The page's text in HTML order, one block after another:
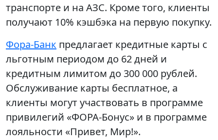
транспорте и на АЗС. Кроме того, клиенты
получают 10% кэшбэка на первую покупку.
Фора-Банк предлагает кредитные карты с
льготным периодом до 62 дней и
кредитным лимитом до 300 000 рублей.
Обслуживание карты бесплатное, а
клиенты могут участвовать в программе
привилегий «ФОРА-Бонус» и в программе
лояльности «Привет, Мир!».